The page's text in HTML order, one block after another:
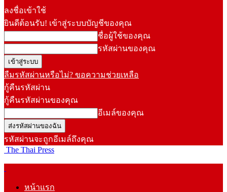
ลงชื่อเข้าใช้
ยินดีต้อนรับ! เข้าสู่ระบบบัญชีของคุณ
ชื่อผู้ใช้ของคุณ
รหัสผ่านของคุณ
ลืมรหัสผ่านหรือไม่? ขอความช่วยเหลือ
กู้คืนรหัสผ่าน
กู้คืนรหัสผ่านของคุณ
อีเมล์ของคุณ
รหัสผ่านจะถูกอีเมล์ถึงคุณ
The Thai Press
หน้าแรก